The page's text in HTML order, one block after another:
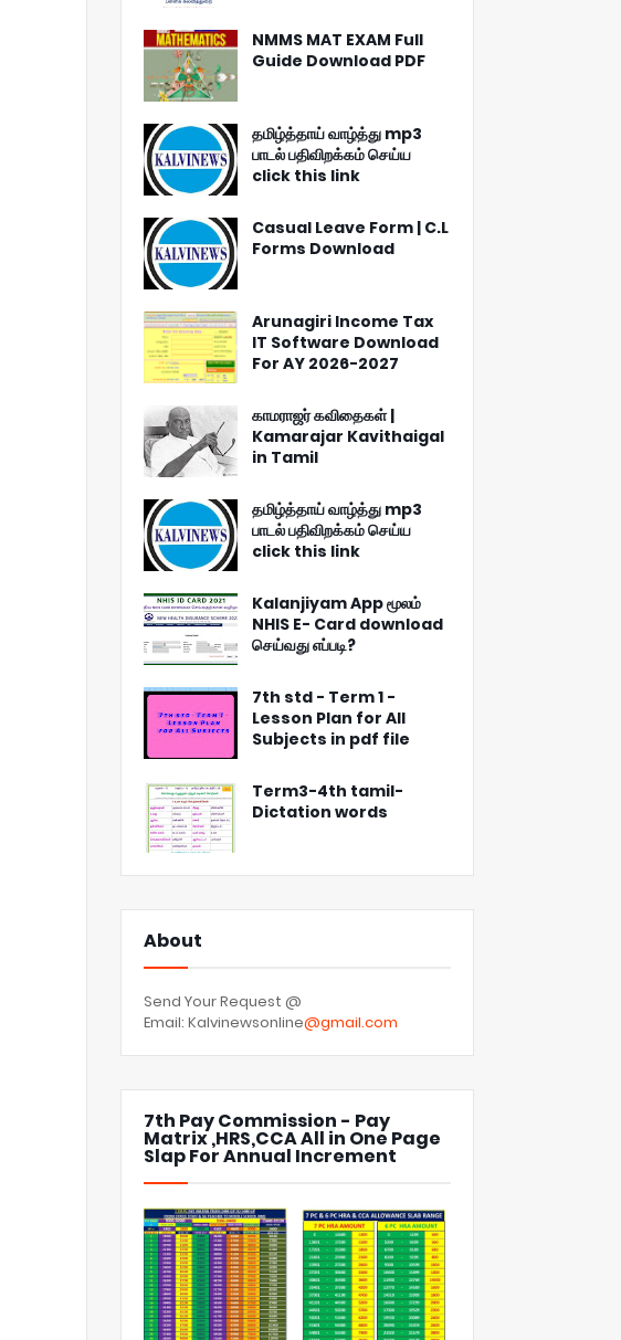
NMMS MAT EXAM Full
Guide Download PDF
தமிழ்த்தாய் வாழ்த்து mp3
பாடல் பதிவிறக்கம் செய்ய
click this link
Casual Leave Form | C.L
Forms Download
Arunagiri Income Tax
IT Software Download
For AY 2026-2027
காமராஜர் கவிதைகள் |
Kamarajar Kavithaigal
in Tamil
தமிழ்த்தாய் வாழ்த்து mp3
பாடல் பதிவிறக்கம் செய்ய
click this link
Kalanjiyam App மூலம்
NHIS E- Card download
செய்வது எப்படி?
7th std - Term 1 -
Lesson Plan for All
Subjects in pdf file
Term3-4th tamil-
Dictation words
About
Send Your Request @
Email: Kalvinewsonline@gmail.com
7th Pay Commission - Pay
Matrix ,HRS,CCA All in One Page
Slap For Annual Increment